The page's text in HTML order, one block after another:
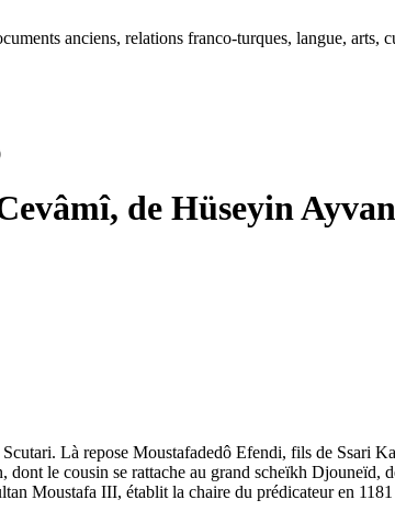
anciens, relations franco-turques, langue, arts,
de Hüseyin
Là repose Moustafadedô Efendi, fils de Ssari
le cousin se rattache au grand scheïkh Djouneïd,
Moustafa III, établit la chaire du prédicateur en